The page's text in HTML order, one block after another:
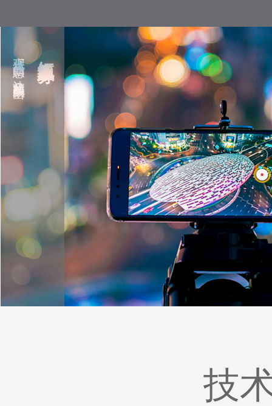
直观传递商品信息，让商品脱颖而出
技